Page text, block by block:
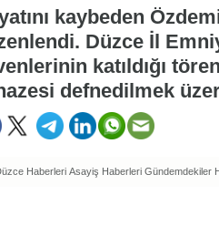
kaybeden
Düzce İl
katıldığı
defnedilmek
Haberleri Asayiş Haberleri Gündemdekiler